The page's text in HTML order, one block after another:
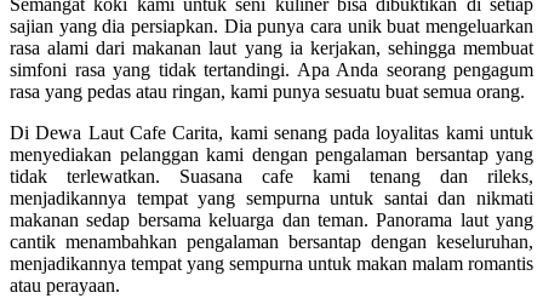
sajian yang dia persiapkan. Dia punya cara unik buat mengeluarkan
rasa alami dari makanan laut yang ia kerjakan, sehingga membuat
simfoni rasa yang tidak tertandingi. Apa Anda seorang pengagum
rasa yang pedas atau ringan, kami punya sesuatu buat semua orang.
Di Dewa Laut Cafe Carita, kami senang pada loyalitas kami untuk
menyediakan pelanggan kami dengan pengalaman bersantap yang
tidak terlewatkan. Suasana cafe kami tenang dan rileks,
menjadikannya tempat yang sempurna untuk santai dan nikmati
makanan sedap bersama keluarga dan teman. Panorama laut yang
cantik menambahkan pengalaman bersantap dengan keseluruhan,
menjadikannya tempat yang sempurna untuk makan malam romantis
atau perayaan.